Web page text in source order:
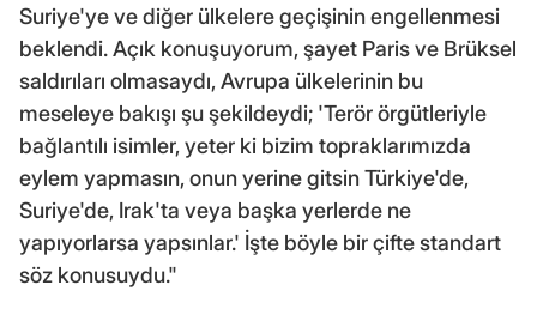
Suriye'ye ve diğer ülkelere geçişinin engellenmesi
beklendi. Açık konuşuyorum, şayet Paris ve Brüksel
saldırıları olmasaydı, Avrupa ülkelerinin bu
meseleye bakışı şu şekildeydi; 'Terör örgütleriyle
bağlantılı isimler, yeter ki bizim topraklarımızda
eylem yapmasın, onun yerine gitsin Türkiye'de,
Suriye'de, Irak'ta veya başka yerlerde ne
yapıyorlarsa yapsınlar.' İşte böyle bir çifte standart
söz konusuydu."